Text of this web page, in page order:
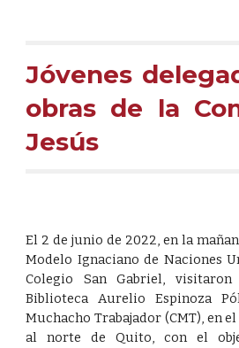
Jóvenes
obras de la
Jesús
El 2 de junio de 2022, en la
Modelo Ignaciano de Naciones
Colegio San Gabriel,
Biblioteca Aurelio Espinoza
Muchacho Trabajador (CMT), en
al norte de Quito, con el